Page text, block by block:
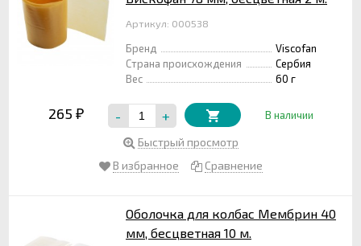
Артикул: 000538
Бренд
Viscofan
Страна происхождения
Сербия
Вес
60 г
265 ₽ - + В наличии
Быстрый просмотр
В избранное
Сравнение
Оболочка для колбас Мембрин 40
мм, бесцветная 10 м.